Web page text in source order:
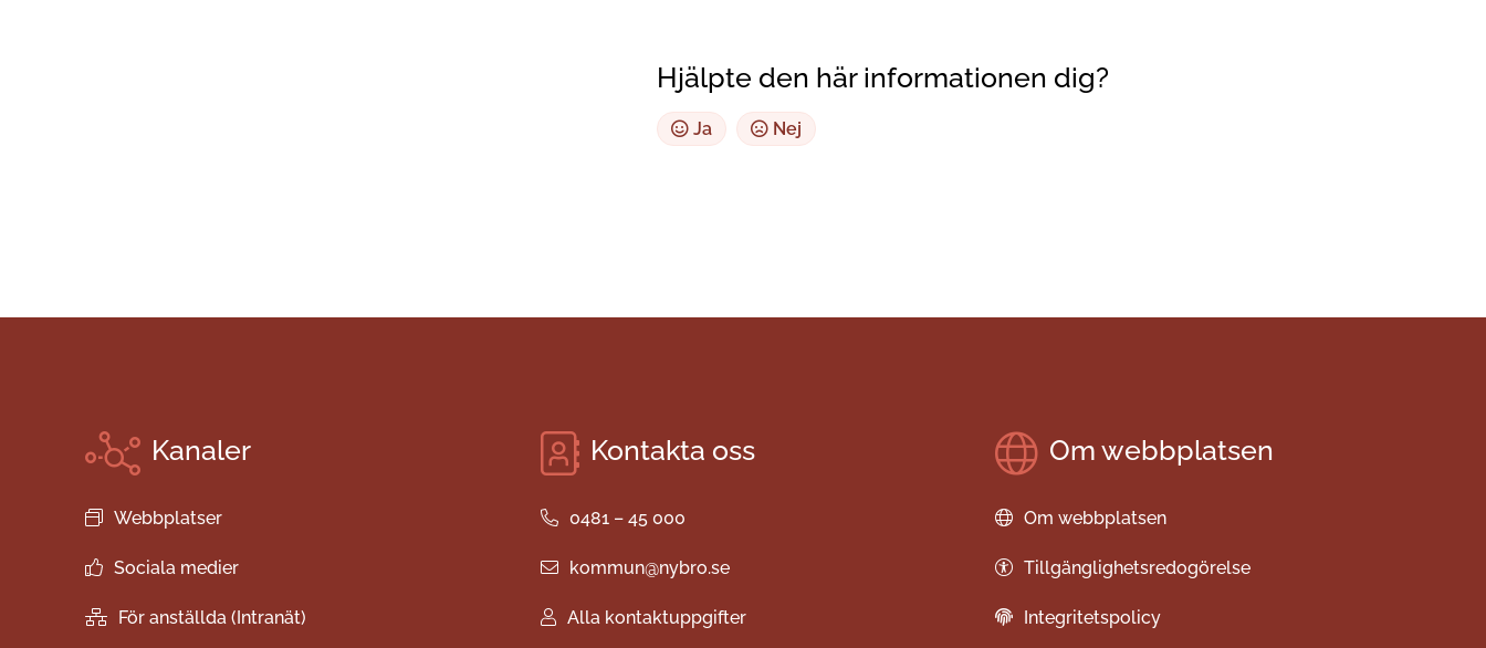
Hjälpte den här informationen dig?
Ja Nej
Kanaler
Webbplatser
Sociala medier
För anställda (Intranät)
Kontakta oss
0481 – 45 000
kommun@nybro.se
Alla kontaktuppgifter
Om webbplatsen
Om webbplatsen
Tillgänglighetsredogörelse
Integritetspolicy